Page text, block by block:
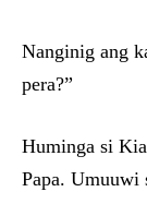
Nanginig ang
pera?”
Huminga si
Papa. Umuuwi